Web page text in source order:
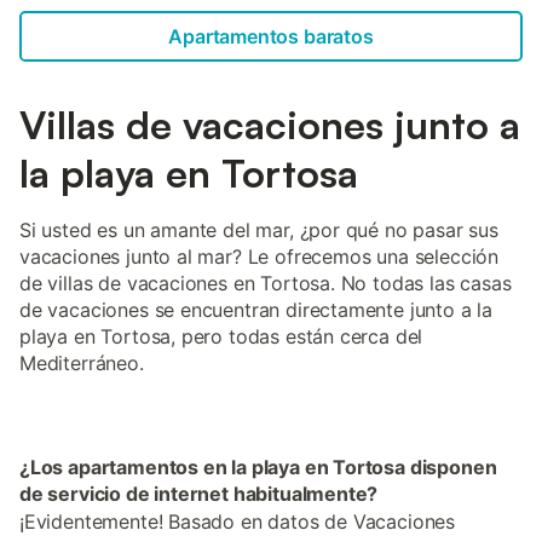
Apartamentos baratos
Villas de vacaciones junto a
la playa en Tortosa
Si usted es un amante del mar, ¿por qué no pasar sus
vacaciones junto al mar? Le ofrecemos una selección
de villas de vacaciones en Tortosa. No todas las casas
de vacaciones se encuentran directamente junto a la
playa en Tortosa, pero todas están cerca del
Mediterráneo.
¿Los apartamentos en la playa en Tortosa disponen
de servicio de internet habitualmente?
¡Evidentemente! Basado en datos de Vacaciones